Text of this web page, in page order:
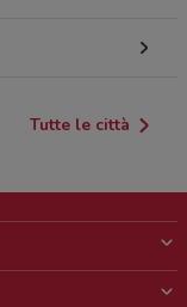
Tutte le città